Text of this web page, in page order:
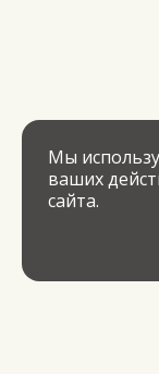
Мы
ваших
сайта.